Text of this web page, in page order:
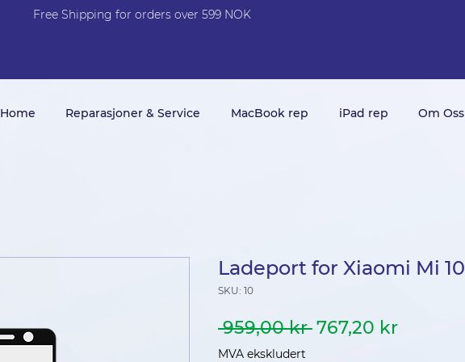
Free Shipping for orders over 599 NOK
Home Reparasjoner & Service MacBook rep iPad rep Om Oss
Ladeport for Xiaomi Mi
SKU: 10
959,00 kr Vanlig
767,20 kr
MVA ekskludert